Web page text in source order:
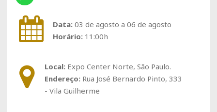
Data: 03 de agosto a 06 de agosto
Horário: 11:00h
Local: Expo Center Norte, São Paulo.
Endereço: Rua José Bernardo Pinto, 333
- Vila Guilherme